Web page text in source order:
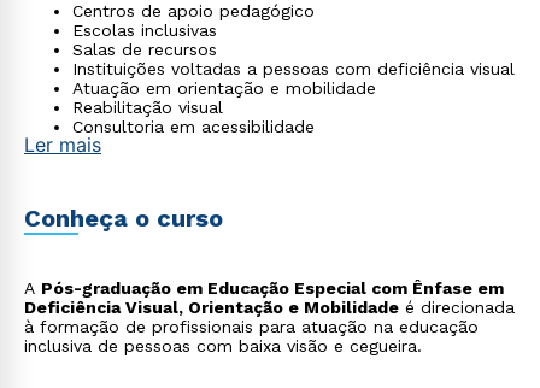
Centros de apoio pedagógico
Escolas inclusivas
Salas de recursos
Instituições voltadas a pessoas com deficiência visual
Atuação em orientação e mobilidade
Reabilitação visual
Consultoria em acessibilidade
ONGs para pessoas com deficiência visual
Ler mais
Conheça o curso
A Pós-graduação em Educação Especial com Ênfase em
Deficiência Visual, Orientação e Mobilidade é direcionada
à formação de profissionais para atuação na educação
inclusiva de pessoas com baixa visão e cegueira.